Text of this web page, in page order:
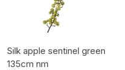
Silk apple sentinel green
135cm nm